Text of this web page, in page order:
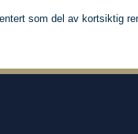
som del av kortsiktig